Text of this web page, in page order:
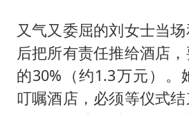
又气又委屈的刘女士当
后把所有责任推给酒店
的30%（约1.3万元）。
叮嘱酒店，必须等仪式